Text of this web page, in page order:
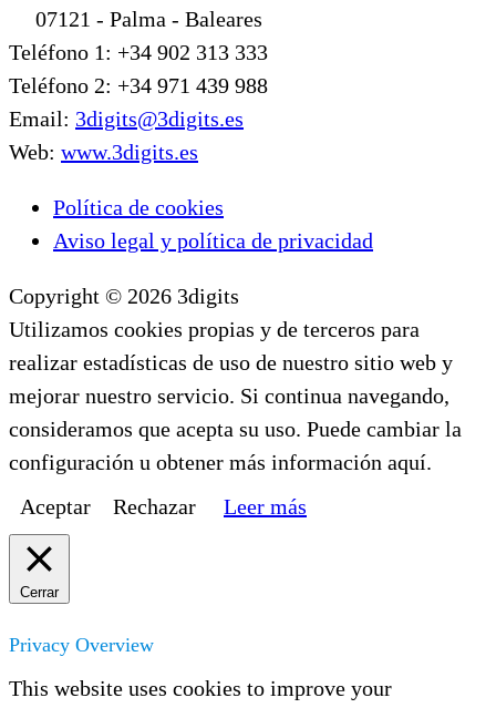
07121 - Palma - Baleares
Teléfono 1: +34 902 313 333
Teléfono 2: +34 971 439 988
Email: 3digits@3digits.es
Web: www.3digits.es
Política de cookies
Aviso legal y política de privacidad
Copyright © 2026 3digits
Utilizamos cookies propias y de terceros para
realizar estadísticas de uso de nuestro sitio web y
mejorar nuestro servicio. Si continua navegando,
consideramos que acepta su uso. Puede cambiar la
configuración u obtener más información aquí.
Aceptar
Rechazar Leer más
Cerrar
Privacy Overview
This website uses cookies to improve your